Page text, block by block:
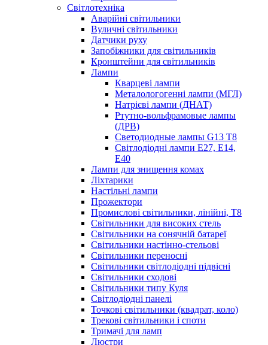
Світлотехніка
Аварійні світильники
Вуличні світильники
Датчики руху
Запобіжники для світильників
Кронштейни для світильників
Лампи
Кварцеві лампи
Металологогенні лампи (МГЛ)
Натрієві лампи (ДНАТ)
Ртутно-вольфрамовые лампы
(ДРВ)
Светодиодные лампы G13 Т8
Світлодіодні лампи E27, E14,
E40
Лампи для знищення комах
Ліхтарики
Настільні лампи
Прожектори
Промислові світильники, лінійні, Т8
Світильники для високих стель
Світильники на сонячній батареї
Світильники настінно-стельові
Світильники переносні
Світильники світлодіодні підвісні
Світильники сходові
Світильники типу Куля
Світлодіодні панелі
Точкові світильники (квадрат, коло)
Трекові світильники і споти
Тримачі для ламп
Люстри